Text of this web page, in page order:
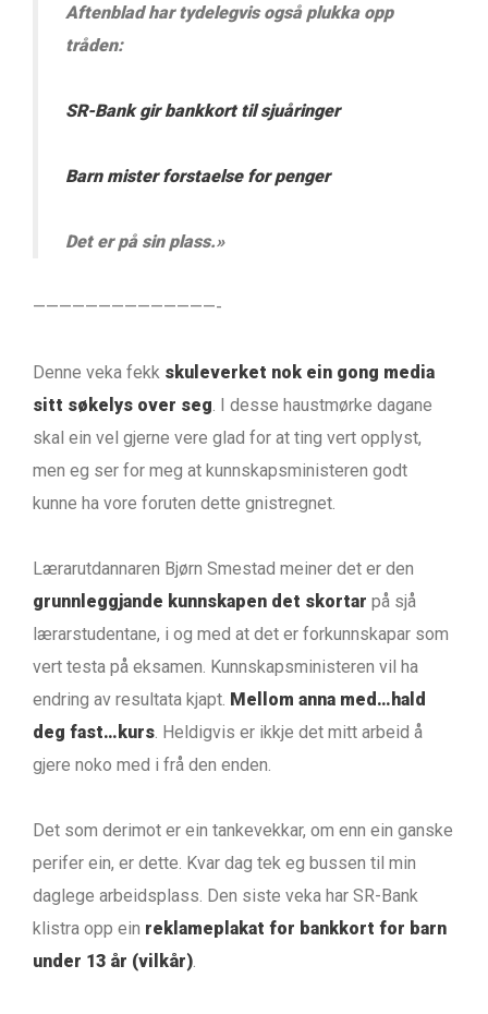
Aftenblad har tydelegvis også plukka opp
tråden:
SR-Bank gir bankkort til sjuåringer
Barn mister forstaelse for penger
Det er på sin plass.»
——————————————-
Denne veka fekk skuleverket nok ein gong media
sitt søkelys over seg . I desse haustmørke dagane
skal ein vel gjerne vere glad for at ting vert opplyst,
men eg ser for meg at kunnskapsministeren godt
kunne ha vore foruten dette gnistregnet.
Lærarutdannaren Bjørn Smestad meiner det er den
grunnleggjande kunnskapen det skortar på sjå
lærarstudentane, i og med at det er forkunnskapar som
vert testa på eksamen. Kunnskapsministeren vil ha
endring av resultata kjapt. Mellom anna med…hald
deg fast…kurs . Heldigvis er ikkje det mitt arbeid å
gjere noko med i frå den enden.
Det som derimot er ein tankevekkar, om enn ein ganske
perifer ein, er dette. Kvar dag tek eg bussen til min
daglege arbeidsplass. Den siste veka har SR-Bank
klistra opp ein reklameplakat for bankkort for barn
under 13 år (vilkår)